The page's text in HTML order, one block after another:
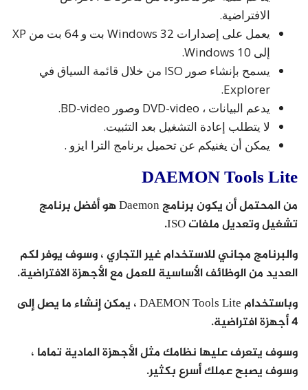
الافتراضية.
يعمل على إصدارات Windows 32 بت و 64 بت من XP
إلى Windows 10.
يسمح بإنشاء صور ISO من خلال قائمة السياق في
Explorer.
يدعم البيانات ، DVD-video وصور BD-video.
لا يتطلب إعادة التشغيل بعد التثبيت.
يمكن أن يغنيكم عن تحميل برنامج الترا ايزو .
DAEMON Tools Lite
من المحتمل أن يكون برنامج Daemon هو أفضل برنامج
تشغيل وتعديل ملفات ISO.
والبرنامج مجاني للاستخدام غير التجاري ، وسوف يوفر لكم
العديد من الوظائف الأساسية للعمل مع الأجهزة الافتراضية.
وباستخدام DAEMON Tools Lite ، يمكن إنشاء ما يصل إلى
4 أجهزة افتراضية.
وسوف يتعرف عليها نظامك مثل الأجهزة المادية تماما ،
وسوف يصبح عملك أسرع بكثير.